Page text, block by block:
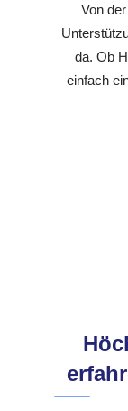
Von
da. Ob
einfach